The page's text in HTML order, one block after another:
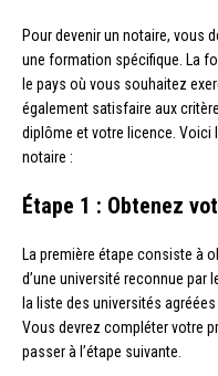
Pour devenir un notaire, vous
une formation spécifique. La
le pays où vous souhaitez
également satisfaire aux
diplôme et votre licence. Voici
notaire :
Étape 1 : Obtenez
La première étape consiste à
d’une université reconnue
la liste des universités
Vous devrez compléter votre
passer à l’étape suivante.